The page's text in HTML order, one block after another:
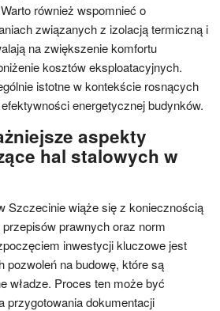
również wspomnieć o
związanych z izolacją termiczną i
na zwiększenie komfortu
kosztów eksploatacyjnych.
istotne w kontekście rosnących
energetycznej budynków.
aspekty
hal stalowych w
Szczecinie wiąże się z koniecznością
prawnych oraz norm
inwestycji kluczowe jest
pozwoleń na budowę, które są
władze. Proces ten może być
przygotowania dokumentacji